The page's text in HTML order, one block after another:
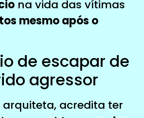
na vida das vítimas
mesmo após o
de escapar de
agressor
arquiteta, acredita ter